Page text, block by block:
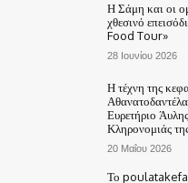
Η Σάμη και οι
χθεσινό
Food Tour»
28 Ιουνίου 2026
Η τέχνη της
Ευρετήριο
Κληρονομιάς
20 Μαΐου 2026
Το